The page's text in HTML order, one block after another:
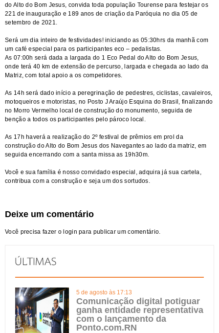
do Alto do Bom Jesus, convida toda população Tourense para festejar os
221 de inauguração e 189 anos de criação da Paróquia no dia 05 de
setembro de 2021.
Será um dia inteiro de festividades! iniciando as 05:30hrs da manhã com
um café especial para os participantes eco – pedalistas.
As 07:00h será dada a largada do 1 Eco Pedal do Alto do Bom Jesus,
onde terá 40 km de extensão de percurso, largada e chegada ao lado da
Matriz, com total apoio a os competidores.
As 14h será dado início a peregrinação de pedestres, ciclistas, cavaleiros,
motoqueiros e motoristas, no Posto J Araújo Esquina do Brasil, finalizando
no Morro Vermelho local de construção do monumento, seguida de
benção a todos os participantes pelo pároco local.
As 17h haverá a realização do 2º festival de prêmios em prol da
construção do Alto do Bom Jesus dos Navegantes ao lado da matriz, em
seguida encerrando com a santa missa as 19h30m.
Você e sua família é nosso convidado especial, adquira já sua cartela,
contribua com a construção e seja um dos sortudos.
Deixe um comentário
Você precisa fazer ologin para publicar um comentário.
5 de agosto às 17:13
Comunicação digital potiguar
ganha entidade representativa
com o lançamento da
Ponto.com.RN